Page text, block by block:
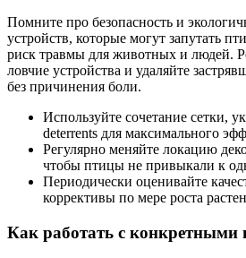
Помните про безопасность и
устройств, которые могут запутать
риск травмы для животных и людей.
ловчие устройства и удаляйте
без причинения боли.
Используйте сочетание сетки,
deterrents для максимального
Регулярно меняйте локацию
чтобы птицы не привыкали к
Периодически оценивайте
коррективы по мере роста
Как работать с конкретными